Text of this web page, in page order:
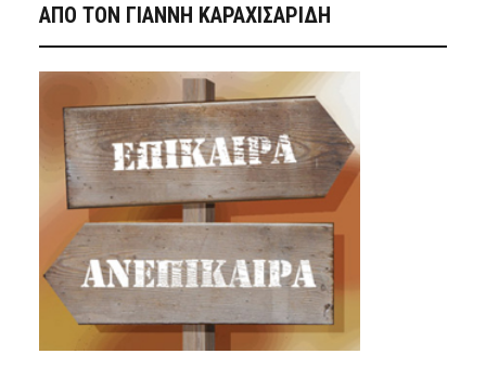
ΑΠΟ ΤΟΝ ΓΙΑΝΝΗ ΚΑΡΑΧΙΣΑΡΙΔΗ